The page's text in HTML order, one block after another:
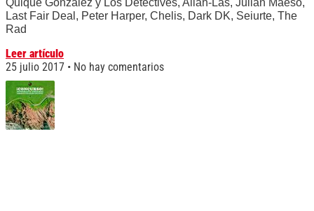
Quique González y Los Detectives, Allah-Las, Julián Maeso,
Last Fair Deal, Peter Harper, Chelis, Dark DK, Seiurte, The
Rad
Leer artículo
25 julio 2017
No hay comentarios